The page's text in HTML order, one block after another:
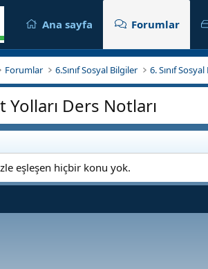
Ana sayfa Forumlar
Forumlar 6.Sınıf Sosyal Bilgiler 6. Sınıf
Yolları Ders Notları
eşleşen hiçbir konu yok.